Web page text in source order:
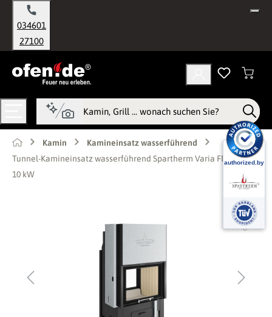
springen
034601
27100
Kamin
Kamineinsatz wasserführend
Tunnel-Kamineinsatz wasserführend Spartherm Varia FDh H2O
10 kW